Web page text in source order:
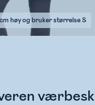
høy og bruker størrelse S